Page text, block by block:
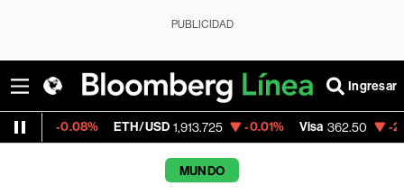
PUBLICIDAD
Ingresar
ETH/USD 1,913.725 -0.01% Visa 362.50 -2.15%
MUNDO